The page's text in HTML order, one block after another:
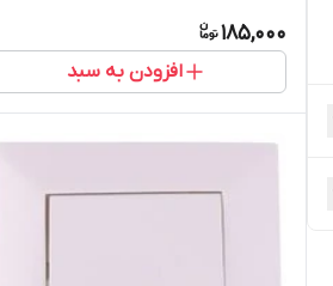
185,000
افزودن به سبد